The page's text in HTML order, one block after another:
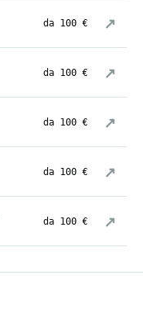
da 100 € ↗
da 100 € ↗
da 100 € ↗
da 100 € ↗
da 100 € ↗